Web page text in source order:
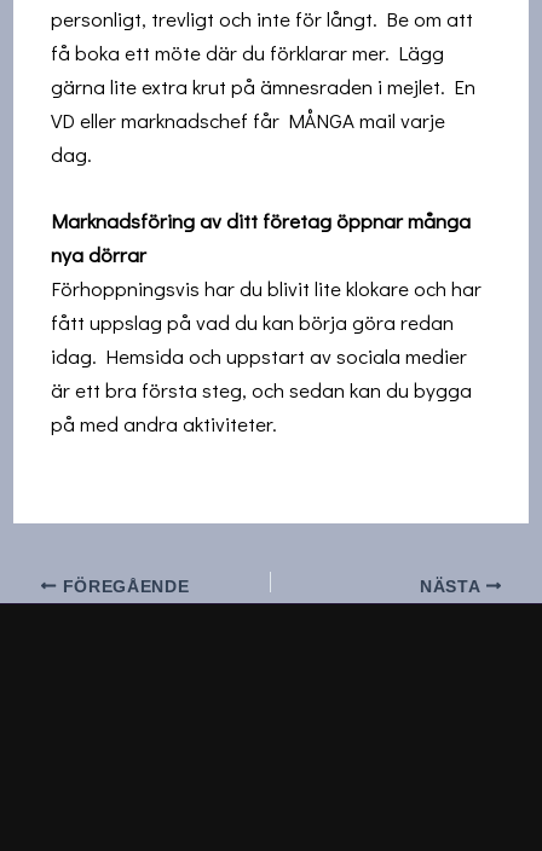
personligt, trevligt och inte för långt. Be om att
få boka ett möte där du förklarar mer. Lägg
gärna lite extra krut på ämnesraden i mejlet. En
VD eller marknadschef får MÅNGA mail varje
dag.
Marknadsföring av ditt företag öppnar många
nya dörrar
Förhoppningsvis har du blivit lite klokare och har
fått uppslag på vad du kan börja göra redan
idag. Hemsida och uppstart av sociala medier
är ett bra första steg, och sedan kan du bygga
på med andra aktiviteter.
FÖREGÅENDE NÄSTA